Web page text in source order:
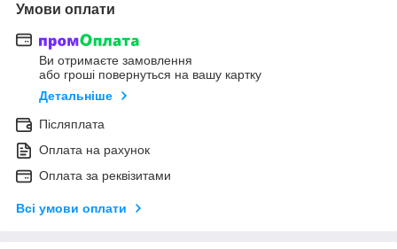
Умови оплати
Ви отримаєте замовлення
або гроші повернуться на вашу картку
Детальніше
Післяплата
Оплата на рахунок
Оплата за реквізитами
Всі умови оплати